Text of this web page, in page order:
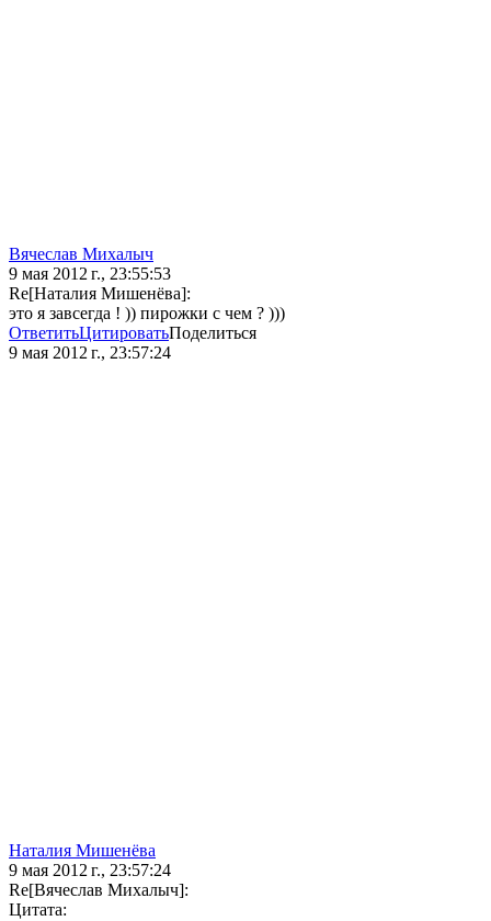
Вячеслав Михалыч
9 мая 2012 г., 23:55:53
Re[Наталия Мишенёва]:
это я завсегда ! )) пирожки с чем ? )))
ОтветитьЦитироватьПоделиться
9 мая 2012 г., 23:57:24
Наталия Мишенёва
9 мая 2012 г., 23:57:24
Re[Вячеслав Михалыч]:
Цитата: